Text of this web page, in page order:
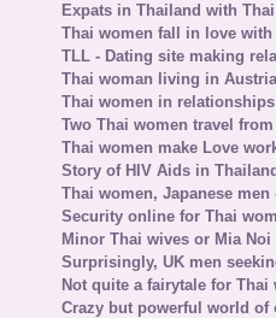
Expats in Thailand with
Thai women fall in love with
TLL - Dating site making
Thai woman living in
Thai women in
Two Thai women travel
Thai women make Love
Story of HIV Aids in Thailand
Thai women, Japanese
Security online for Thai
Minor Thai wives or Mia
Surprisingly, UK men
Not quite a fairytale for Thai
Crazy but powerful world of